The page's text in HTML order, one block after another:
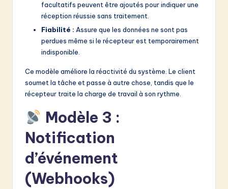
facultatifs peuvent être ajoutés pour indiquer une
réception réussie sans traitement.
Fiabilité : Assure que les données ne sont pas
perdues même si le récepteur est temporairement
indisponible.
Ce modèle améliore la réactivité du système. Le client
soumet la tâche et passe à autre chose, tandis que le
récepteur traite la charge de travail à son rythme.
Modèle 3 :
Notification
d’événement
(Webhooks)